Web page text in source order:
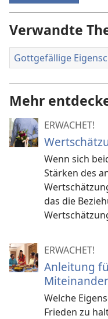
Verwandte
Gottgefällige
Mehr
ERWACHET!
Wenn sich
Stärken des
das die
ERWACHET!
Anleitung
Miteinander
Welche
Frieden zu